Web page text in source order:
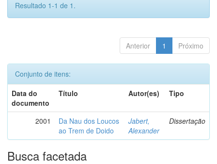
Resultado 1-1 de 1.
Anterior 1 Próximo
Conjunto de itens:
Data do
documento
Título Autor(es) Tipo
2001
Da Nau dos Loucos
ao Trem de Doido
Jabert,
Alexander
Dissertação
Busca facetada